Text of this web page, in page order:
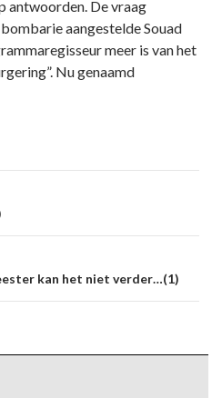
antwoorden. De vraag
aangestelde Souad
meer is van het
Nu genaamd
kan het niet verder…(1)